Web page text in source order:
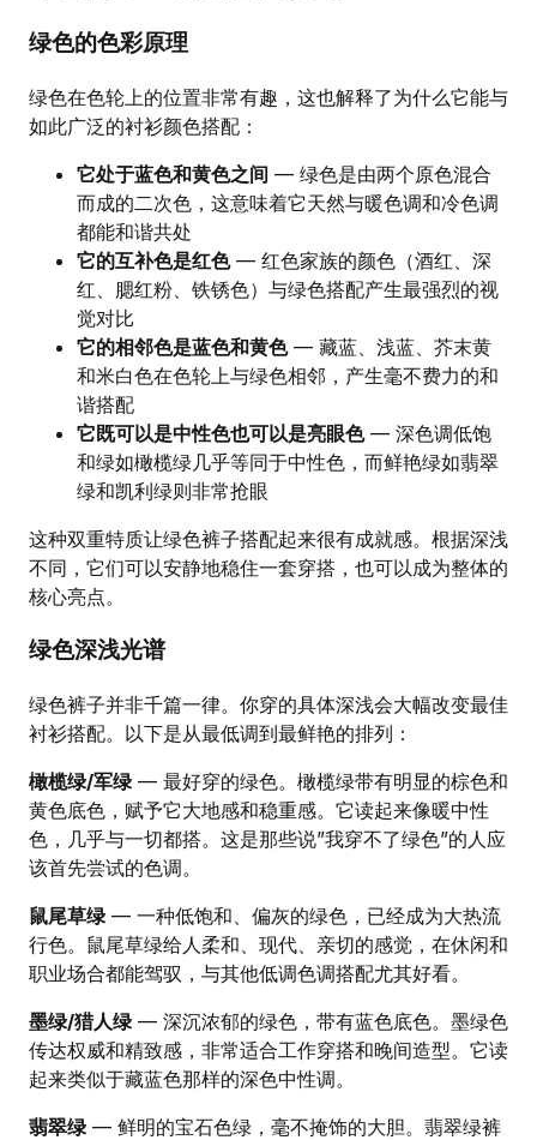
绿色的色彩原理
绿色在色轮上的位置非常有趣，这也解释了为什么它能与
如此广泛的衬衫颜色搭配：
它处于蓝色和黄色之间 — 绿色是由两个原色混合
而成的二次色，这意味着它天然与暖色调和冷色调
都能和谐共处
它的互补色是红色— 红色家族的颜色（酒红、深
红、腮红粉、铁锈色）与绿色搭配产生最强烈的视
觉对比
它的相邻色是蓝色和黄色— 藏蓝、浅蓝、芥末黄
和米白色在色轮上与绿色相邻，产生毫不费力的和
谐搭配
它既可以是中性色也可以是亮眼色— 深色调低饱
和绿如橄榄绿几乎等同于中性色，而鲜艳绿如翡翠
绿和凯利绿则非常抢眼
这种双重特质让绿色裤子搭配起来很有成就感。根据深浅
不同，它们可以安静地稳住一套穿搭，也可以成为整体的
核心亮点。
绿色深浅光谱
绿色裤子并非千篇一律。你穿的具体深浅会大幅改变最佳
衬衫搭配。以下是从最低调到最鲜艳的排列：
橄榄绿/军绿 — 最好穿的绿色。橄榄绿带有明显的棕色和
黄色底色，赋予它大地感和稳重感。它读起来像暖中性
色，几乎与一切都搭。这是那些说”我穿不了绿色”的人应
该首先尝试的色调。
鼠尾草绿 — 一种低饱和、偏灰的绿色，已经成为大热流
行色。鼠尾草绿给人柔和、现代、亲切的感觉，在休闲和
职业场合都能驾驭，与其他低调色调搭配尤其好看。
墨绿/猎人绿 — 深沉浓郁的绿色，带有蓝色底色。墨绿色
传达权威和精致感，非常适合工作穿搭和晚间造型。它读
起来类似于藏蓝色那样的深色中性调。
翡翠绿 — 鲜明的宝石色绿，毫不掩饰的大胆。翡翠绿裤